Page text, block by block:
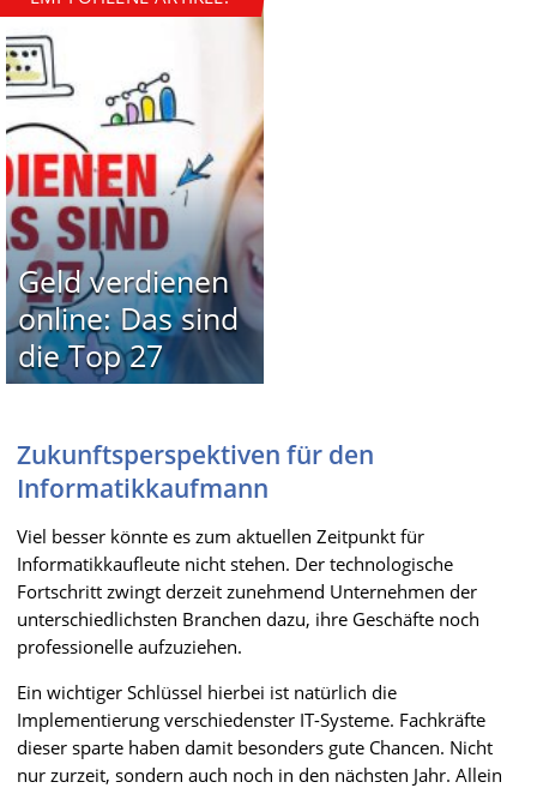
Geld verdienen
online: Das sind
die Top 27
Zukunftsperspektiven für den
Informatikkaufmann
Viel besser könnte es zum aktuellen Zeitpunkt für
Informatikkaufleute nicht stehen. Der technologische
Fortschritt zwingt derzeit zunehmend Unternehmen der
unterschiedlichsten Branchen dazu, ihre Geschäfte noch
professionelle aufzuziehen.
Ein wichtiger Schlüssel hierbei ist natürlich die
Implementierung verschiedenster IT-Systeme. Fachkräfte
dieser sparte haben damit besonders gute Chancen. Nicht
nur zurzeit, sondern auch noch in den nächsten Jahr. Allein